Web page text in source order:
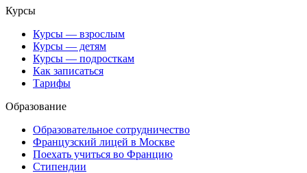
Курсы
Курсы — взрослым
Курсы — детям
Курсы — подросткам
Как записаться
Тарифы
Образование
Образовательное сотрудничество
Французский лицей в Москве
Поехать учиться во Францию
Стипендии